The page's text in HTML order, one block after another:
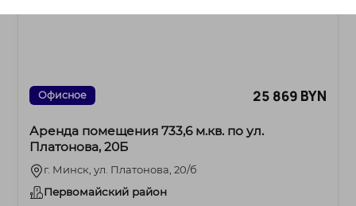
Офисное 25 869 BYN
Аренда помещения 733,6 м.кв. по ул.
Платонова, 20Б
г. Минск, ул. Платонова, 20/б
Первомайский район